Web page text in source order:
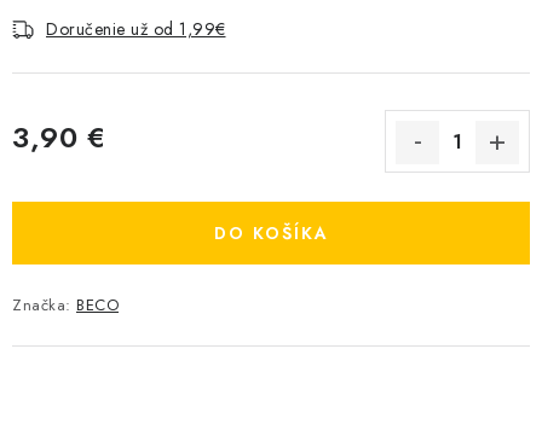
Doručenie už od 1,99€
3,90 €
DO KOŠÍKA
Značka: BECO